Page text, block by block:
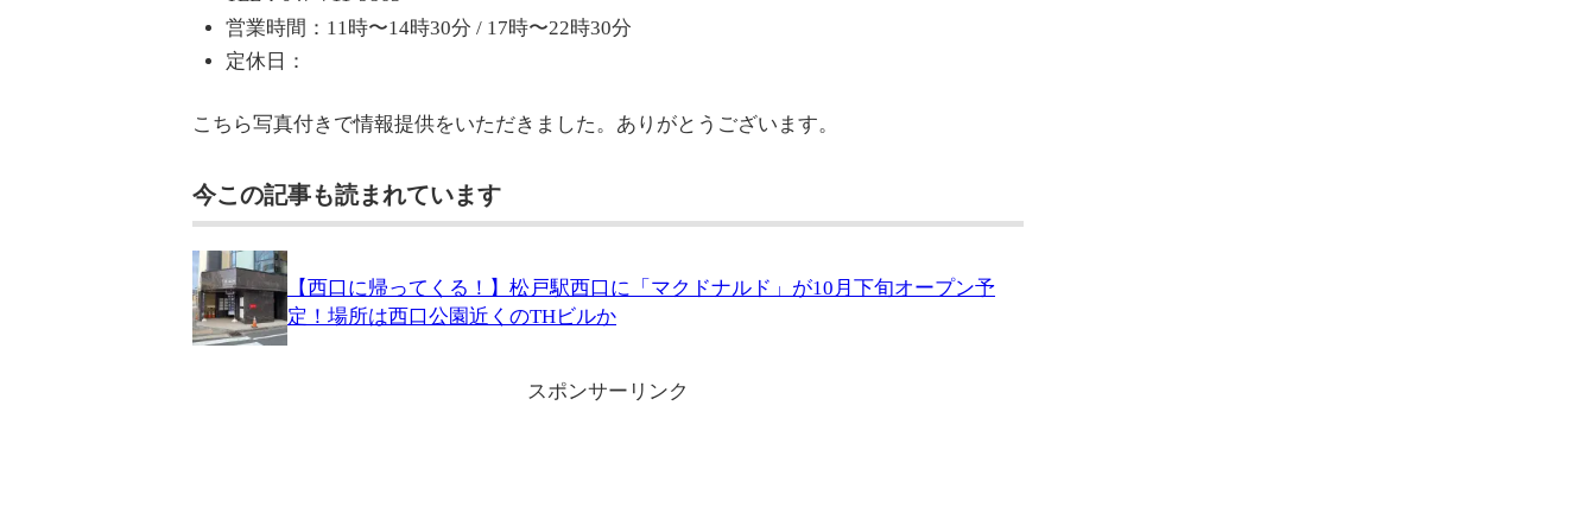
営業時間：11時〜14時30分 / 17時〜22時30分
定休日：
こちら写真付きで情報提供をいただきました。ありがとうございます。
今この記事も読まれています
【西口に帰ってくる！】松戸駅西口に「マクドナルド」が10月下旬オープン予
定！場所は西口公園近くのTHビルか
スポンサーリンク